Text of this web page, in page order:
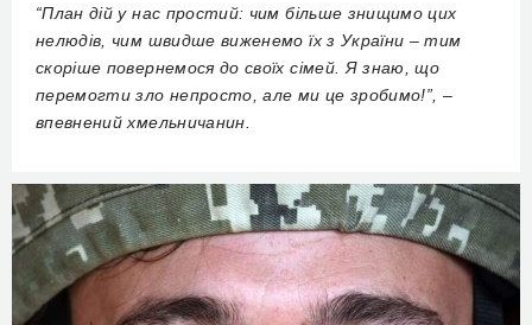
“План дій у нас простий: чим більше знищимо цих
нелюдів, чим швидше виженемо їх з України – тим
скоріше повернемося до своїх сімей. Я знаю, що
перемогти зло непросто, але ми це зробимо!”, –
впевнений хмельничанин.